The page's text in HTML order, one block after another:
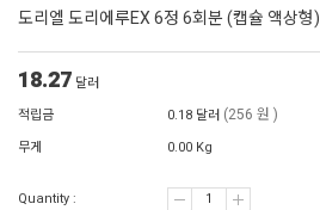
도리엘 도리에루EX 6정 6회분 (캡슐 액상형)
18.27 달러
적립금
0.18 달러 (256 원 )
무게 0.00 Kg
Quantity :